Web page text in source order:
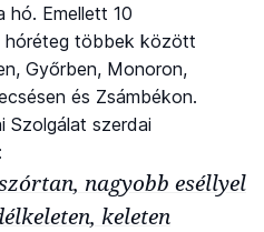
hó. Emellett 10
hóréteg többek között
Győrben, Monoron,
és Zsámbékon.
Szolgálat szerdai
nagyobb eséllyel
keleten